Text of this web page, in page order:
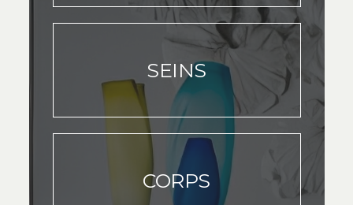
SEINS
CORPS